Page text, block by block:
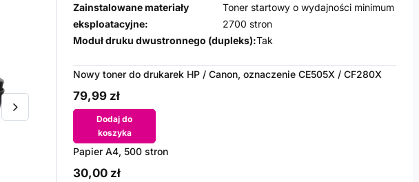
Zainstalowane materiały
eksploatacyjne:
Toner startowy o wydajności minimum
2700 stron
Moduł druku dwustronnego (dupleks):Tak
Nowy toner do drukarek HP / Canon, oznaczenie CE505X / CF280X
79,99 zł
Dodaj do
koszyka
Papier A4, 500 stron
30,00 zł